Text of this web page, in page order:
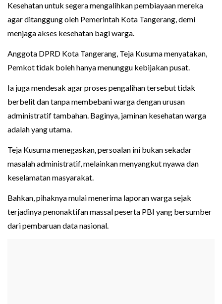
Kesehatan untuk segera mengalihkan pembiayaan mereka
agar ditanggung oleh Pemerintah Kota Tangerang, demi
menjaga akses kesehatan bagi warga.
Anggota DPRD Kota Tangerang, Teja Kusuma menyatakan,
Pemkot tidak boleh hanya menunggu kebijakan pusat.
Ia juga mendesak agar proses pengalihan tersebut tidak
berbelit dan tanpa membebani warga dengan urusan
administratif tambahan. Baginya, jaminan kesehatan warga
adalah yang utama.
Teja Kusuma menegaskan, persoalan ini bukan sekadar
masalah administratif, melainkan menyangkut nyawa dan
keselamatan masyarakat.
Bahkan, pihaknya mulai menerima laporan warga sejak
terjadinya penonaktifan massal peserta PBI yang bersumber
dari pembaruan data nasional.